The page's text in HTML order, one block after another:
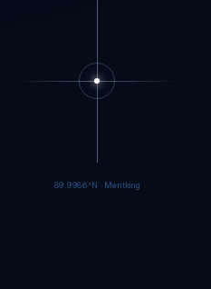
89.9983°N · Meritking